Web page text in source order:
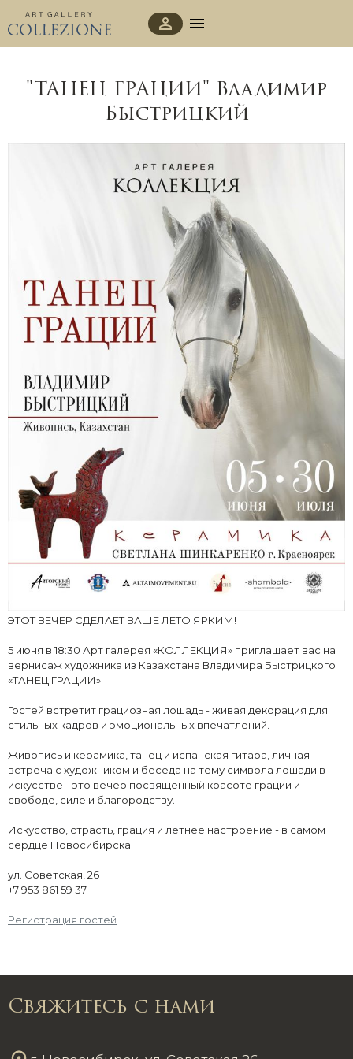
"ТАНЕЦ ГРАЦИИ" Владимир
Быстрицкий
ЭТОТ ВЕЧЕР СДЕЛАЕТ ВАШЕ ЛЕТО ЯРКИМ!
5 июня в 18:30 Арт галерея «КОЛЛЕКЦИЯ» приглашает вас на
вернисаж художника из Казахстана Владимира Быстрицкого
«ТАНЕЦ ГРАЦИИ».
Гостей встретит грациозная лошадь - живая декорация для
стильных кадров и эмоциональных впечатлений.
Живопись и керамика, танец и испанская гитара, личная
встреча с художником и беседа на тему символа лошади в
искусстве - это вечер посвящённый красоте грации и
свободе, силе и благородству.
Искусство, страсть, грация и летнее настроение - в самом
сердце Новосибирска.
ул. Советская, 26
+7 953 861 59 37
Регистрация гостей
Свяжитесь с нами